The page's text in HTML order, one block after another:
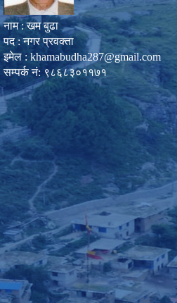
नाम : खम बुढा
पद : नगर प्रवक्ता
इमेल : khamabudha287@gmail.com
सम्पर्क नं: ९८६८३०११७१